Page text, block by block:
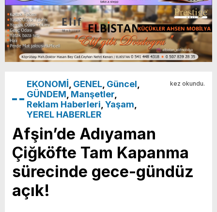
EKONOMİ GENEL Güncel
GÜNDEM Manşetler
Reklam Haberleri Yaşam
YEREL HABERLER
kez okundu.
Afşin’de Adıyaman
Çiğköfte Tam Kapanma
sürecinde gece-gündüz
açık!